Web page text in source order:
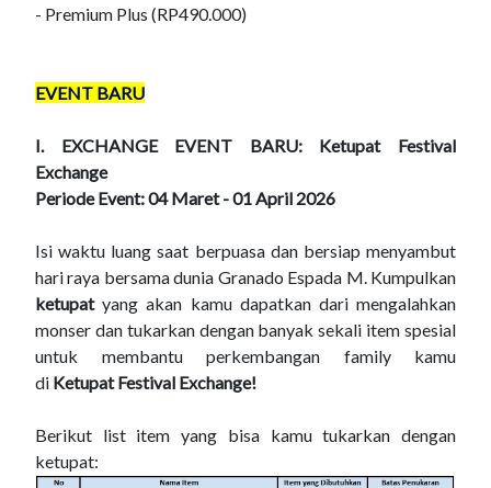
- Premium Plus (RP490.000)
EVENT BARU
I. EXCHANGE EVENT BARU: Ketupat Festival
Exchange
Periode Event: 04 Maret - 01 April 2026
Isi waktu luang saat berpuasa dan bersiap menyambut
hari raya bersama dunia Granado Espada M. Kumpulkan
ketupatyang akan kamu dapatkan dari mengalahkan
monser dan tukarkan dengan banyak sekali item spesial
untuk membantu perkembangan family kamu
di Ketupat Festival Exchange!
Berikut list item yang bisa kamu tukarkan dengan
ketupat: